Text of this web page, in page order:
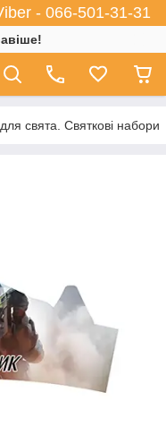
- 066-501-31-31
свята. Святкові набори